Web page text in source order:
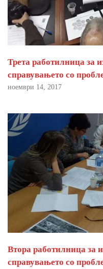
Трета работилница за
справувањето со
ноември 14, 2017
Втора работилница за
справувањето со